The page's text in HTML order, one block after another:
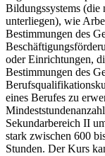
Bildungssystems (die
unterliegen), wie
Bestimmungen des
oder Einrichtungen,
Bestimmungen des
eines Berufes zu
Sekundarbereich II
stark zwischen 600
Stunden. Der Kurs